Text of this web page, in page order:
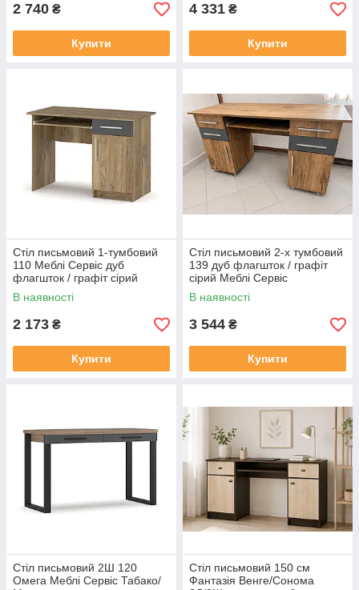
2 740 ₴
Купити
4 331 ₴
Купити
Стіл письмовий 1-тумбовий
110 Меблі Сервіс дуб
флагшток / графіт сірий
В наявності
2 173 ₴
Купити
Стіл письмовий 2-х тумбовий
139 дуб флагшток / графіт
сірий Меблі Сервіс
В наявності
3 544 ₴
Купити
Стіл письмовий 2Ш 120
Омега Меблі Сервіс Табако/
Стіл письмовий 150 см
Фантазія Венге/Сонома